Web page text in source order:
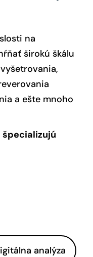
na
širokú škálu
a ešte mnoho
špecializujú
analýza